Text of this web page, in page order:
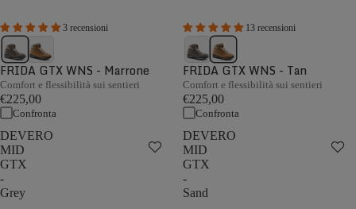
3 recensioni
FRIDA GTX WNS - Marrone
Comfort e flessibilità sui sentieri
€225,00
Confronta
13 recensioni
FRIDA GTX WNS - Tan
Comfort e flessibilità sui sentieri
€225,00
Confronta
DEVERO
MID
GTX
-
Grey
DEVERO
MID
GTX
-
Sand